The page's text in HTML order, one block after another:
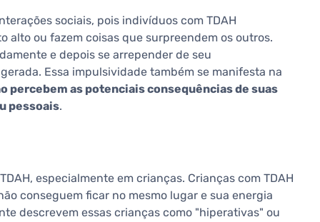
sociais, pois indivíduos com TDAH
ou fazem coisas que surpreendem os outros.
e depois se arrepender de seu
Essa impulsividade também se manifesta na
percebem as potenciais consequências de suas
pessoais.
especialmente em crianças. Crianças com TDAH
conseguem ficar no mesmo lugar e sua energia
descrevem essas crianças como "hiperativas" ou